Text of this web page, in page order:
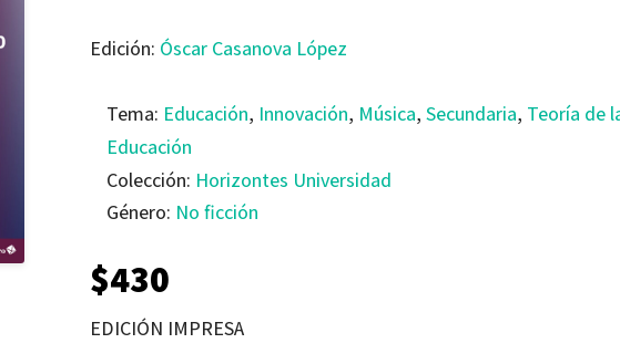
Edición: Óscar Casanova López
Tema: Educación, Innovación, Música, Secundaria, Teoría de
Educación
Colección: Horizontes Universidad
Género: No ficción
$430
EDICIÓN IMPRESA